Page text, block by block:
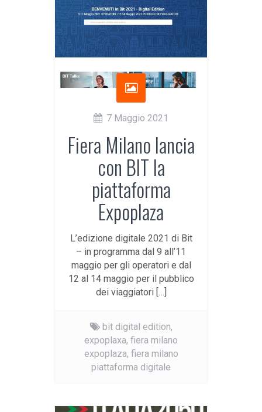
7 Maggio 2021
Fiera Milano lancia
con BIT la
piattaforma
Expoplaza
L’edizione digitale 2021 di Bit
– in programma dal 9 all’11
maggio per gli operatori e dal
12 al 14 maggio per il pubblico
dei viaggiatori […]
bit digital edition,
expoplaxa, fiera milano
expoplaza, fiera milano
piattaforma digitale